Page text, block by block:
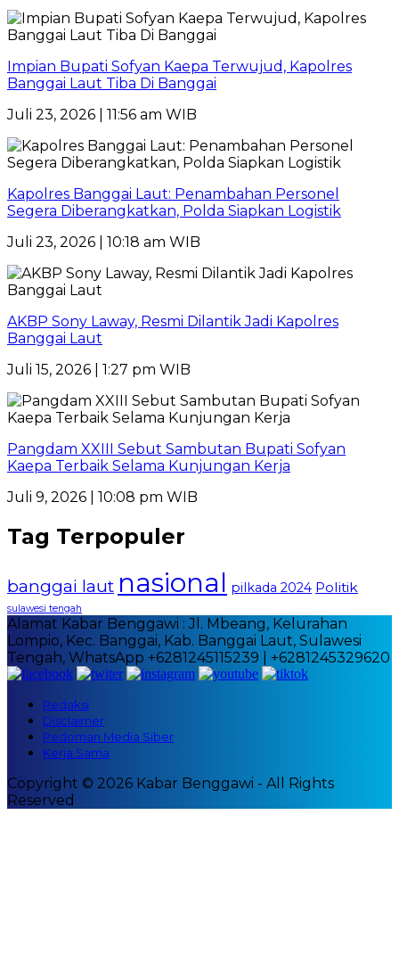
Impian Bupati Sofyan Kaepa Terwujud, Kapolres
Banggai Laut Tiba Di Banggai
Juli 23, 2026 | 11:56 am WIB
Kapolres Banggai Laut: Penambahan Personel
Segera Diberangkatkan, Polda Siapkan Logistik
Juli 23, 2026 | 10:18 am WIB
AKBP Sony Laway, Resmi Dilantik Jadi Kapolres
Banggai Laut
Juli 15, 2026 | 1:27 pm WIB
Pangdam XXIII Sebut Sambutan Bupati Sofyan
Kaepa Terbaik Selama Kunjungan Kerja
Juli 9, 2026 | 10:08 pm WIB
Tag Terpopuler
banggai laut nasional pilkada 2024 Politik
sulawesi tengah
Alamat Kabar Benggawi : Jl. Mbeang, Kelurahan
Lompio, Kec. Banggai, Kab. Banggai Laut, Sulawesi
Tengah, WhatsApp +6281245115239 | +6281245329620
Redaksi
Disclaimer
Pedoman Media Siber
Kerja Sama
Copyright © 2026 Kabar Benggawi - All Rights
Reserved